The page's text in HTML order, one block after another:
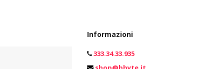
Informazioni
333.34.33.935